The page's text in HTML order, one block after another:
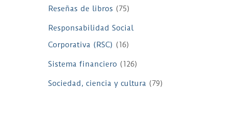
Reseñas de libros (75)
Responsabilidad Social
Corporativa (RSC) (16)
Sistema financiero (126)
Sociedad, ciencia y cultura (79)